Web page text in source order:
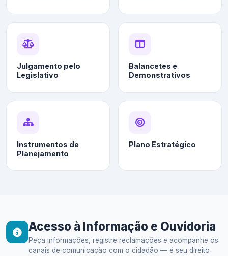
Julgamento pelo
Legislativo
Balancetes e
Demonstrativos
Instrumentos de
Planejamento
Plano Estratégico
Acesso à Informação e Ouvidoria
Peça informações, registre reclamações e acompanhe os
canais de comunicação com o cidadão — é seu direito